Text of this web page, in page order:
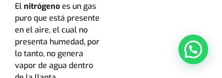
El nitrógenoes un gas
puro que está presente
en el aire, el cual no
presenta humedad, por
lo tanto, no genera
vapor de agua dentro